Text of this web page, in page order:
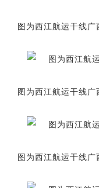
图为西江航运干线
图为西江航运干线
图为西江航运干线